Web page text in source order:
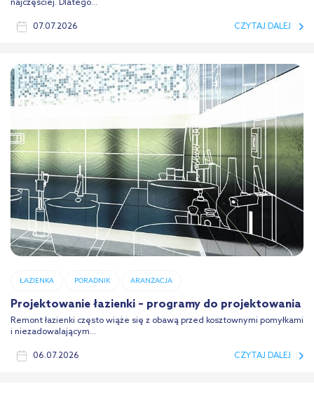
najczęściej. Dlatego...
07.07.2026 CZYTAJ DALEJ
ŁAZIENKA PORADNIK ARANŻACJA
Projektowanie łazienki – programy do projektowania
Remont łazienki często wiąże się z obawą przed kosztownymi pomyłkami
i niezadowalającym...
06.07.2026 CZYTAJ DALEJ